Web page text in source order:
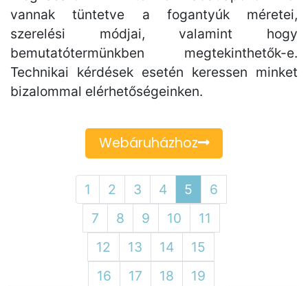
vannak tüntetve a fogantyúk méretei,
szerelési módjai, valamint hogy
bemutatótermünkben megtekinthetők-e.
Technikai kérdések esetén keressen minket
bizalommal elérhetőségeinken.
Webáruházhoz
1 2 3 4 5
6
7
8 9 10
11
12
13 14
15
16
17 18
19